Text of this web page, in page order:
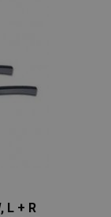
L + R